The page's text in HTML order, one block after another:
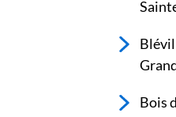
Bois